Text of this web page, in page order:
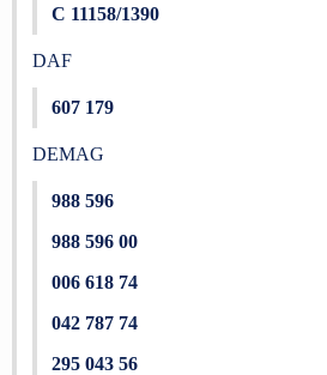
C 11158/1390
DAF
607 179
DEMAG
988 596
988 596 00
006 618 74
042 787 74
295 043 56